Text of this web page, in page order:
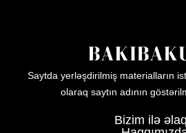
Saytda yerləşdirilmiş materialların
olaraq saytın adının
Bizim ilə